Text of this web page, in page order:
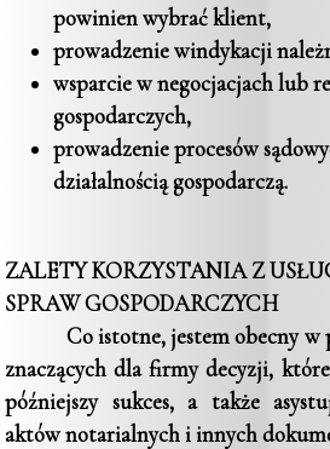
powinien wybrać klient,
prowadzenie windykacji
wsparcie w negocjacjach lub
gospodarczych,
prowadzenie procesów
działalnością gospodarczą.
ZALETY KORZYSTANIA Z
SPRAW GOSPODARCZYCH
Co istotne, jestem obecny w
znaczących dla firmy decyzji,
późniejszy sukces, a także
aktów notarialnych i innych